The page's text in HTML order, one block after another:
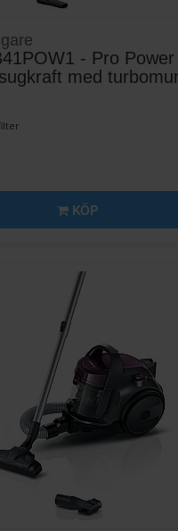
- Pro
med
KÖP